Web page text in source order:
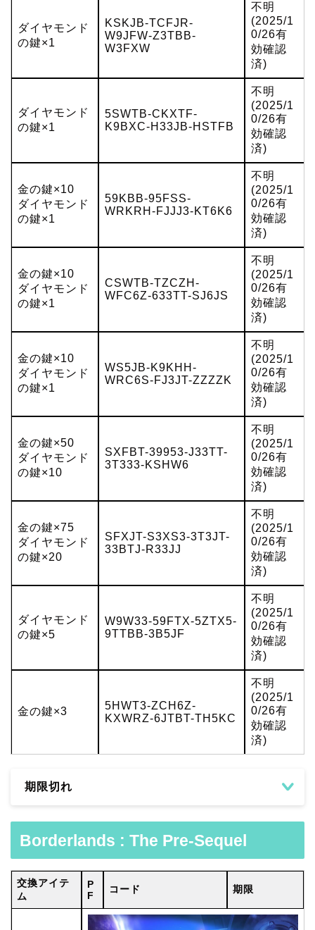
ダイヤモンド
の鍵×1
KSKJB-TCFJR-
W9JFW-Z3TBB-
W3FXW
不明
(2025/1
0/26有
効確認
済)
ダイヤモンド
の鍵×1
5SWTB-CKXTF-
K9BXC-H33JB-HSTFB
不明
(2025/1
0/26有
効確認
済)
金の鍵×10
ダイヤモンド
の鍵×1
59KBB-95FSS-
WRKRH-FJJJ3-KT6K6
不明
(2025/1
0/26有
効確認
済)
金の鍵×10
ダイヤモンド
の鍵×1
CSWTB-TZCZH-
WFC6Z-633TT-SJ6JS
不明
(2025/1
0/26有
効確認
済)
金の鍵×10
ダイヤモンド
の鍵×1
WS5JB-K9KHH-
WRC6S-FJ3JT-ZZZZK
不明
(2025/1
0/26有
効確認
済)
金の鍵×50
ダイヤモンド
の鍵×10
SXFBT-39953-J33TT-
3T333-KSHW6
不明
(2025/1
0/26有
効確認
済)
金の鍵×75
ダイヤモンド
の鍵×20
SFXJT-S3XS3-3T3JT-
33BTJ-R33JJ
不明
(2025/1
0/26有
効確認
済)
ダイヤモンド
の鍵×5
W9W33-59FTX-5ZTX5-
9TTBB-3B5JF
不明
(2025/1
0/26有
効確認
済)
金の鍵×3
5HWT3-ZCH6Z-
KXWRZ-6JTBT-TH5KC
不明
(2025/1
0/26有
効確認
済)
期限切れ
Borderlands : The Pre-Sequel
交換アイテ
ム
P
F
コード 期限